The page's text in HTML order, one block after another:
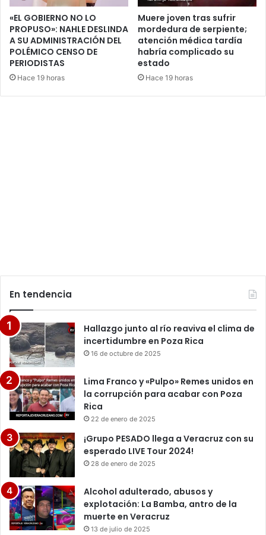
«EL GOBIERNO NO LO
PROPUSO»: NAHLE DESLINDA
A SU ADMINISTRACIÓN DEL
POLÉMICO CENSO DE
PERIODISTAS
Hace 19 horas
Muere joven tras sufrir
mordedura de serpiente;
atención médica tardía
habría complicado su
estado
Hace 19 horas
En tendencia
Hallazgo junto al río reaviva el clima de
incertidumbre en Poza Rica
16 de octubre de 2025
Lima Franco y «Pulpo» Remes unidos en
la corrupción para acabar con Poza
Rica
22 de enero de 2025
¡Grupo PESADO llega a Veracruz con su
esperado LIVE Tour 2024!
28 de enero de 2025
Alcohol adulterado, abusos y
explotación: La Bamba, antro de la
muerte en Veracruz
13 de julio de 2025